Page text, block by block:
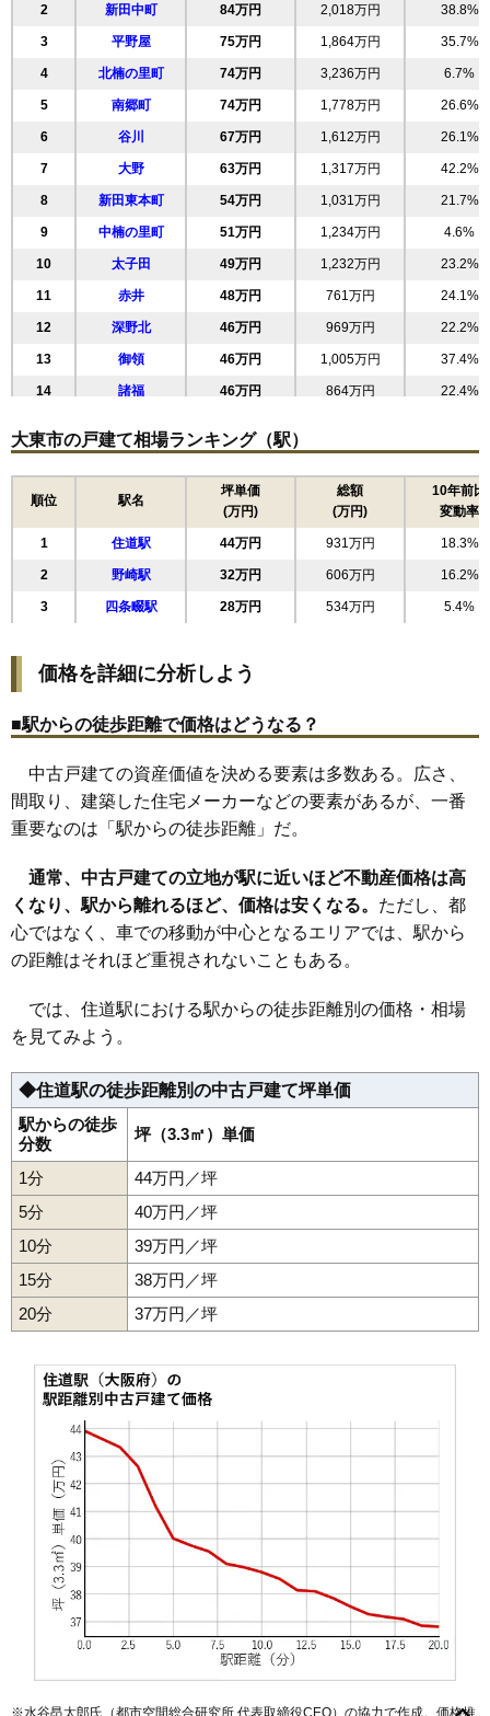
2 新田中町 84万円 2,018万円 38.8%
3 平野屋 75万円 1,864万円 35.7%
4 北楠の里町 74万円 3,236万円 6.7%
5 南郷町 74万円 1,778万円 26.6%
6 谷川 67万円 1,612万円 26.1%
7 大野 63万円 1,317万円 42.2%
8 新田東本町 54万円 1,031万円 21.7%
9 中楠の里町 51万円 1,234万円 4.6%
10 太子田 49万円 1,232万円 23.2%
11 赤井 48万円 761万円 24.1%
12 深野北 46万円 969万円 22.2%
13 御領 46万円 1,005万円 37.4%
14 諸福 46万円 864万円 22.4%
16 氷野 44万円 833万円 18.6%
43万円 776万円 26.2%
42万円 879万円 12.2%
19 寺川 42万円 917万円 37.8%
20 緑が丘 41万円 779万円 23.3%
21 中垣内 38万円 1,035万円 31.4%
23 南津の辺町 36万円
25 幸町 36万円 640万円 16.6%
26 野崎 35万円 743万円 19.7%
27 新田本町 35万円 633万円 10.1%
28 三箇 35万円
29 津の辺町 34万円 842万円 11.5%
30 栄和町 34万円 540万円 18.8%
31 錦町 34万円 535万円 19.2%
32 深野 33万円 521万円
34
36 北条 20万円 318万円
大東市の戸建て相場ランキング（駅）
順位 駅名
坪単価
(万円)
総額
(万円)
10年前比
変動率
1 住道駅 44万円 931万円 18.3%
2 野崎駅 32万円 606万円 16.2%
3 四条畷駅 28万円 534万円 5.4%
価格を詳細に分析しよう
■駅からの徒歩距離で価格はどうなる？
中古戸建ての資産価値を決める要素は多数ある。広さ、
間取り、建築した住宅メーカーなどの要素があるが、一番
重要なのは「駅からの徒歩距離」だ。
通常、中古戸建ての立地が駅に近いほど不動産価格は高
くなり、駅から離れるほど、価格は安くなる。 ただし、都
心ではなく、車での移動が中心となるエリアでは、駅から
の距離はそれほど重視されないこともある。
では、住道駅における駅からの徒歩距離別の価格・相場
を見てみよう。
◆住道駅の徒歩距離別の中古戸建て坪単価
駅からの徒歩
分数
坪（3.3㎡）単価
1分
44万円／坪
5分
40万円／坪
10分
39万円／坪
15分
38万円／坪
20分
37万円／坪
※水谷昂太郎氏（都市空間総合研究所 代表取締役CEO）の協力で作成。価格推
赤井明美の里町泉町栄和町大野北楠の里町御供田御領幸町